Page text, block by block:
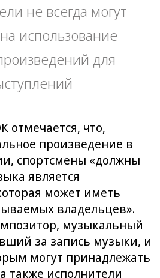
не всегда могут
использование
для
отмечается, что,
произведение в
спортсмены «должны
является
может иметь
владельцев».
музыкальный
за запись музыки, и
могут принадлежать
также исполнители